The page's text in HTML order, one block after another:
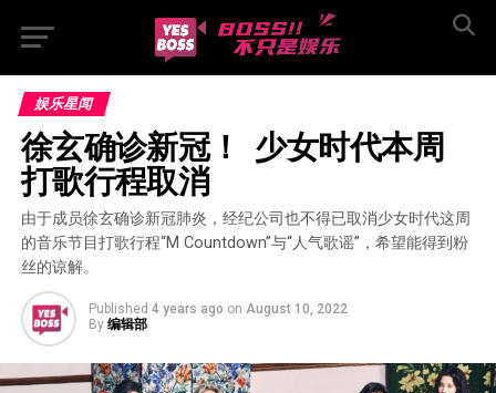
娱乐星闻
徐玄确诊新冠！  少女时代本周
打歌行程取消
由于成员徐玄确诊新冠肺炎，经纪公司也不得已取消少女时代这周
的音乐节目打歌行程“M Countdown”与“人气歌谣”，希望能得到粉
丝的谅解。
Published 4 years ago on August 10, 2022
By 编辑部